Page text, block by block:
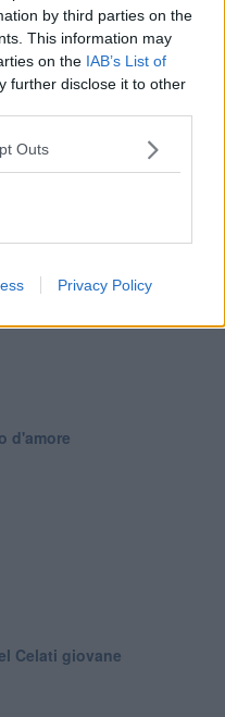
by third parties on the
This information may
on the IAB’s List of
further disclose it to other
Outs
Privacy Policy
estate
d'amore
Celati giovane